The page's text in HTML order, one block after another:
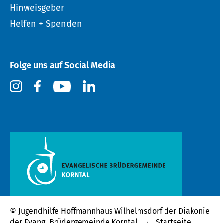
Hinweisgeber
Helfen + Spenden
Folge uns auf Social Media
© Jugendhilfe Hoffmannhaus Wilhelmsdorf der Diakonie